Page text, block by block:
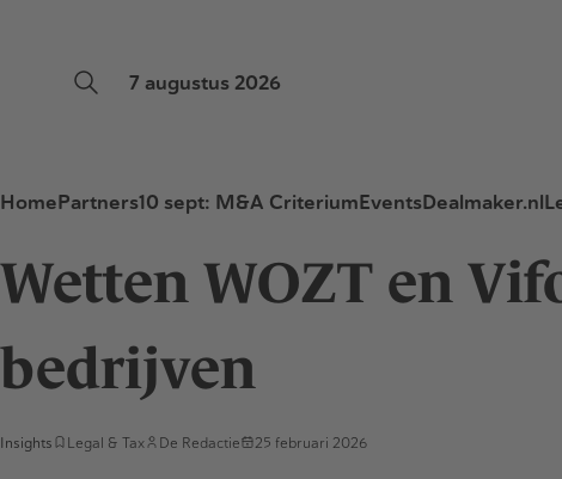
7 augustus 2026
HomePartners10 sept: M&A CriteriumEventsDealmaker.nl
Wetten WOZT en
bedrijven
Insights Legal & Tax De Redactie 25 februari 2026